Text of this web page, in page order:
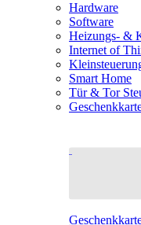
Hardware
Software
Heizungs- &
Internet of
Smart Home
Tür & Tor